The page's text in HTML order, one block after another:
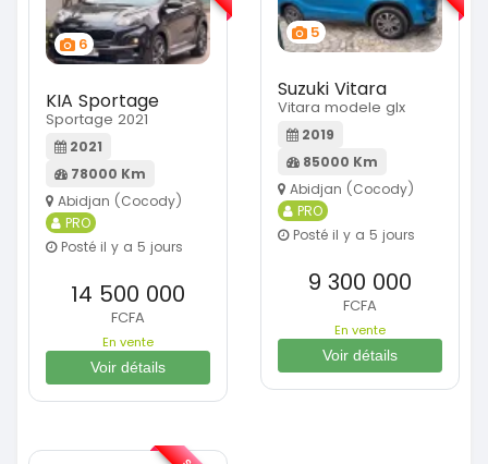
6
KIA Sportage
Sportage 2021
2021
78000 Km
Abidjan (Cocody)
PRO
Posté il y a 5 jours
14 500 000
FCFA
En vente
Voir détails
5
Suzuki Vitara
Vitara modele glx
2019
85000 Km
Abidjan (Cocody)
PRO
Posté il y a 5 jours
9 300 000
FCFA
En vente
Voir détails